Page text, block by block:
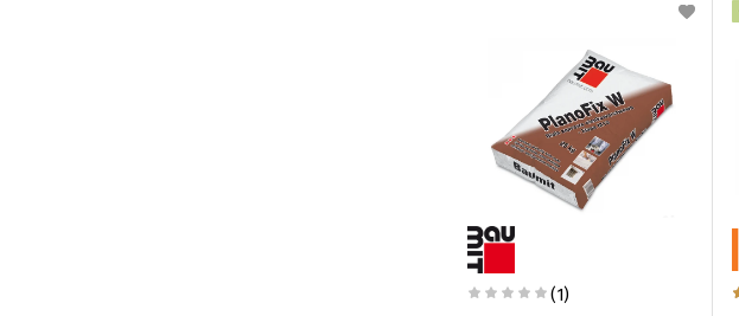
(1)